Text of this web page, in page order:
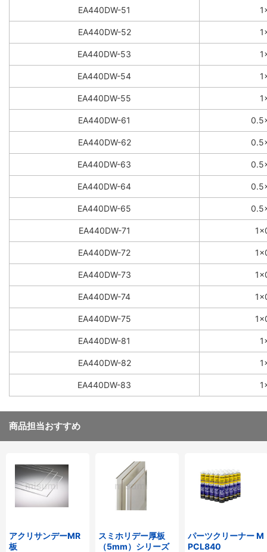
EA440DW-51
EA440DW-52
EA440DW-53
EA440DW-54
EA440DW-55
EA440DW-61
EA440DW-62
EA440DW-63
EA440DW-64
EA440DW-65
EA440DW-71
EA440DW-72
EA440DW-73
EA440DW-74
EA440DW-75
EA440DW-81
EA440DW-82
EA440DW-83
商品担当おすすめ
アクリサンデーMR
板
スミホリデー厚板
（5mm）シリーズ
パーツクリーナー M
PCL840